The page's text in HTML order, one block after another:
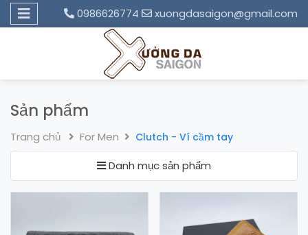
0986626774 xuongdasaigon@gmail.com
Sản phẩm
Trang chủ For Men Clutch - Ví cầm tay
Danh mục sản phẩm